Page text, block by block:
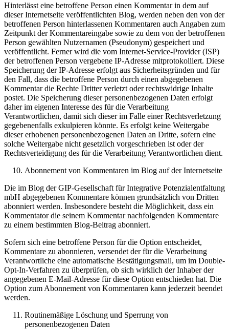
Hinterlässt eine betroffene Person einen Kommentar in dem auf
dieser Internetseite veröffentlichten Blog, werden neben den von der
betroffenen Person hinterlassenen Kommentaren auch Angaben zum
Zeitpunkt der Kommentareingabe sowie zu dem von der betroffenen
Person gewählten Nutzernamen (Pseudonym) gespeichert und
veröffentlicht. Ferner wird die vom Internet-Service-Provider (ISP)
der betroffenen Person vergebene IP-Adresse mitprotokolliert. Diese
Speicherung der IP-Adresse erfolgt aus Sicherheitsgründen und für
den Fall, dass die betroffene Person durch einen abgegebenen
Kommentar die Rechte Dritter verletzt oder rechtswidrige Inhalte
postet. Die Speicherung dieser personenbezogenen Daten erfolgt
daher im eigenen Interesse des für die Verarbeitung
Verantwortlichen, damit sich dieser im Falle einer Rechtsverletzung
gegebenenfalls exkulpieren könnte. Es erfolgt keine Weitergabe
dieser erhobenen personenbezogenen Daten an Dritte, sofern eine
solche Weitergabe nicht gesetzlich vorgeschrieben ist oder der
Rechtsverteidigung des für die Verarbeitung Verantwortlichen dient.
Abonnement von Kommentaren im Blog auf der Internetseite
Die im Blog der GIP-Gesellschaft für Integrative Potenzialentfaltung
mbH abgegebenen Kommentare können grundsätzlich von Dritten
abonniert werden. Insbesondere besteht die Möglichkeit, dass ein
Kommentator die seinem Kommentar nachfolgenden Kommentare
zu einem bestimmten Blog-Beitrag abonniert.
Sofern sich eine betroffene Person für die Option entscheidet,
Kommentare zu abonnieren, versendet der für die Verarbeitung
Verantwortliche eine automatische Bestätigungsmail, um im Double-
Opt-In-Verfahren zu überprüfen, ob sich wirklich der Inhaber der
angegebenen E-Mail-Adresse für diese Option entschieden hat. Die
Option zum Abonnement von Kommentaren kann jederzeit beendet
werden.
Routinemäßige Löschung und Sperrung von
personenbezogenen Daten